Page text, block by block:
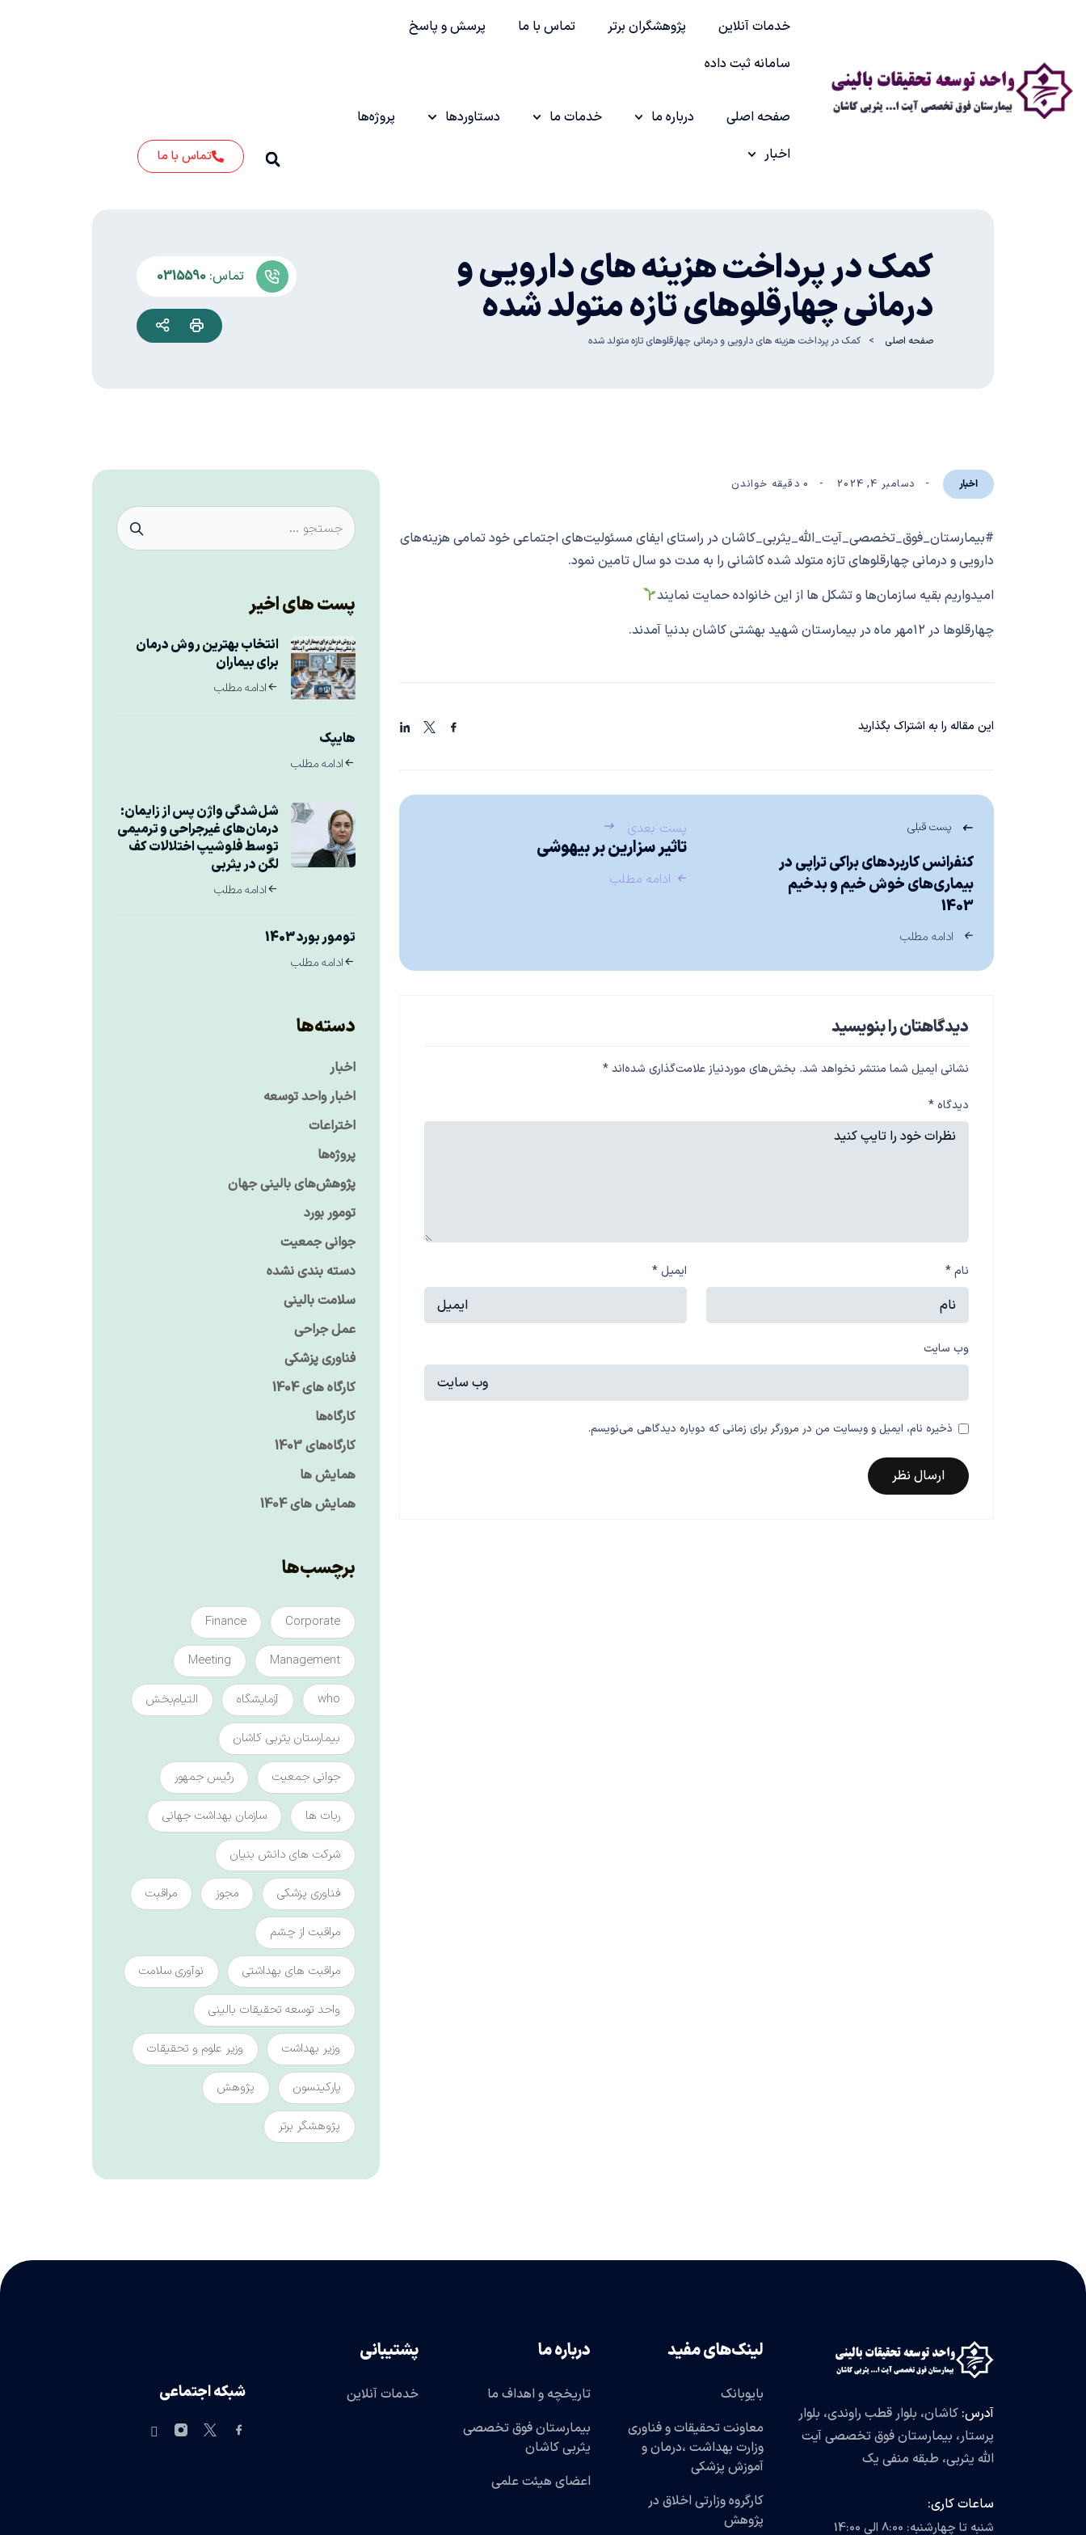
خدمات آنلاین پژوهشگران برتر تماس با ما
پرسش و پاسخ
سامانه ثبت داده
صفحه اصلی درباره ما خدمات ما دستاوردها
پروژه‌ها
اخبار
تماس با ما
کمک در پرداخت هزینه های دارویی و
درمانی چهارقلوهای تازه‌ متولد شده
صفحه اصلی کمک در پرداخت هزینه های دارویی و درمانی چهارقلوهای تازه‌ متولد شده
تماس: 0315590
اخبار دسامبر 4, 2024 0 دقیقه خواندن
#بیمارستان_فوق_تخصصی_آیت_الله_یثربی_کاشان در راستای ایفای مسئولیت‌های اجتماعی خود تمامی هزینه‌های
دارویی و درمانی چهارقلوهای تازه‌ متولد شده کاشانی را به مدت دو سال تامین نمود.
امیدواریم بقیه سازمان‌ها و تشکل ها از این خانواده حمایت نمایند
چهارقلوها در ۱۲مهر ماه در بیمارستان شهید بهشتی کاشان بدنیا آمدند.
این مقاله را به اشتراک بگذارید
پست قبلی
کنفرانس کاربردهای براکی تراپی در
بیماری‌های خوش خیم و بدخیم
1403
ادامه مطلب
پست بعدی
تاثیر سزارین بر بیهوشی
ادامه مطلب
دیدگاهتان را بنویسید
نشانی ایمیل شما منتشر نخواهد شد. بخش‌های موردنیاز علامت‌گذاری شده‌اند*
دیدگاه*
نام* ایمیل*
وب‌ سایت
ذخیره نام، ایمیل و وبسایت من در مرورگر برای زمانی که دوباره دیدگاهی می‌نویسم.
پست های اخیر
انتخاب بهترین روش درمان
برای بیماران
ادامه مطلب
هایپک
ادامه مطلب
شل‌شدگی واژن پس از زایمان:
درمان‌های غیرجراحی و ترمیمی
توسط فلوشیپ اختلالات کف
لگن در یثربی
ادامه مطلب
تومور بورد 1403
ادامه مطلب
دسته‌ها
اخبار
اخبار واحد توسعه
اختراعات
پروژه‌ها
پژوهش‌های بالینی جهان
تومور بورد
جوانی جمعیت
دسته بندی نشده
سلامت بالینی
عمل جراحی
فناوری پزشکی
کارگاه های 1404
کارگاه‌ها
کارگاه‌های 1403
همایش ها
همایش های 1404
برچسب‌ها
Corporate
Finance
Management
Meeting
who آزمایشگاه التیام‌بخش
بیمارستان یثربی کاشان
جوانی جمعیت رئیس جمهور
ربات ها سازمان بهداشت جهانی
شرکت های دانش بنیان
فناوری پزشکی مجوز مراقبت
مراقبت از چشم
مراقبت های بهداشتی نوآوری سلامت
واحد توسعه تحقیقات بالینی
وزیر بهداشت وزیر علوم و تحقیقات
پارکینسون پژوهش
پژوهشگر برتر
آدرس: کاشان، بلوار قطب راوندی، بلوار
پرستار، بیمارستان فوق تخصصی آیت
الله یثربی، طبقه منفی یک
ساعات کاری:
شنبه تا چهارشنبه: 8:00 الی 14:00
لینک‌های مفید
بایوبانک
معاونت تحقیقات و فناوری
وزارت بهداشت ،درمان و
آموزش پزشکی
کارگروه وزارتی اخلاق در
پژوهش
درباره ما
تاریخچه و اهداف ما
بیمارستان فوق تخصصی
یثربی کاشان
اعضای هیئت علمی
پشتیبانی
خدمات آنلاین شبکه اجتماعی